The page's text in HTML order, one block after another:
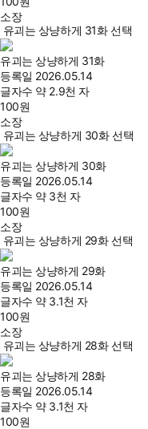
소장
유괴는 상냥하게 31화 선택
유괴는 상냥하게 31화
등록일 2026.05.14
글자수 약 2.9천 자
100원
소장
유괴는 상냥하게 30화 선택
유괴는 상냥하게 30화
등록일 2026.05.14
글자수 약 3천 자
100원
소장
유괴는 상냥하게 29화 선택
유괴는 상냥하게 29화
등록일 2026.05.14
글자수 약 3.1천 자
100원
소장
유괴는 상냥하게 28화 선택
유괴는 상냥하게 28화
등록일 2026.05.14
글자수 약 3.1천 자
100원